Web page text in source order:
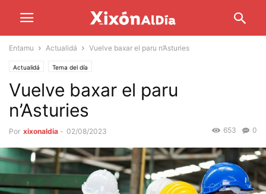
Entamu Actualidá Vuelve baxar el paru n’Asturies
Actualidá Tema del día
Vuelve baxar el paru
n’Asturies
Por xixonaldia - 02/08/2023 0
653